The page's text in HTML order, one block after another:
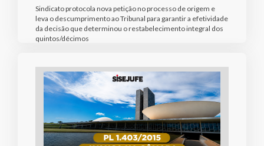
Sindicato protocola nova petição no processo de origem e
leva o descumprimento ao Tribunal para garantir a efetividade
da decisão que determinou o restabelecimento integral dos
quintos/décimos